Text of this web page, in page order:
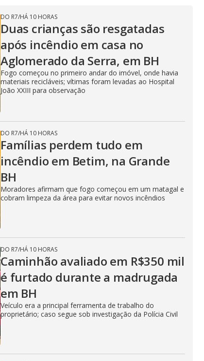
DO R7/HÁ 10 HORAS
Duas crianças são resgatadas
após incêndio em casa no
Aglomerado da Serra, em BH
Fogo começou no primeiro andar do imóvel, onde havia
materiais recicláveis; vítimas foram levadas ao Hospital
João XXIII para observação
DO R7/HÁ 10 HORAS
Famílias perdem tudo em
incêndio em Betim, na Grande
BH
Moradores afirmam que fogo começou em um matagal e
cobram limpeza da área para evitar novos incêndios
DO R7/HÁ 10 HORAS
Caminhão avaliado em R$350 mil
é furtado durante a madrugada
em BH
Veículo era a principal ferramenta de trabalho do
proprietário; caso segue sob investigação da Polícia Civil